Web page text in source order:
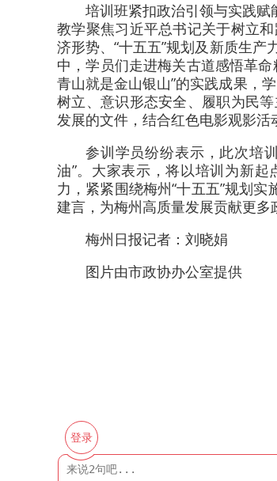
培训班紧扣政治引领与实践赋
教学聚焦习近平总书记关于树立
济形势、“十五五”规划及新质生
中，学员们走进梅关古道感悟革
青山就是金山银山”的实践成果，
树立、意识形态安全、履职为民
发展的文件，结合红色电影观影活
参训学员纷纷表示，此次培
油”。大家表示，将以培训为新
力，紧紧围绕梅州“十五五”规划
建言，为梅州高质量发展贡献更多
梅州日报记者：刘晓娟
图片由市政协办公室提供
登录